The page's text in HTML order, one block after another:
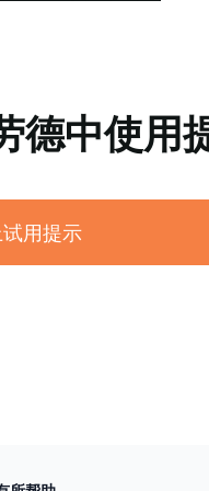
德中使用
用提示